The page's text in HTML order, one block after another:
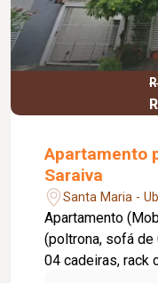
Apartamento
Saraiva
Santa Maria -
Apartamento
(poltrona, sofá
04 cadeiras, rack